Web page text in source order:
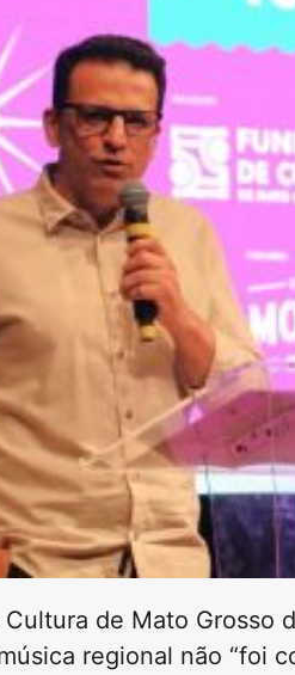
de Mato Grosso
regional não “foi